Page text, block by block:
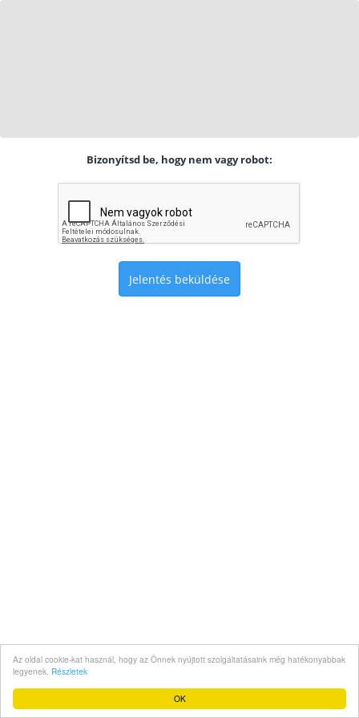
OK
Az oldal cookie-kat használ, hogy az Önnek nyújtott szolgáltatásaink még hatékonyabbak
legyenek. Részletek
Bizonyítsd be, hogy nem vagy robot:
Jelentés beküldése